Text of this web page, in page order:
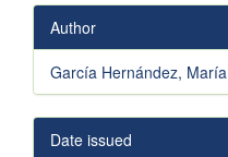
Author
García Hernández, María
Date issued